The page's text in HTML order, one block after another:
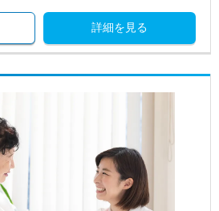
詳細を見る